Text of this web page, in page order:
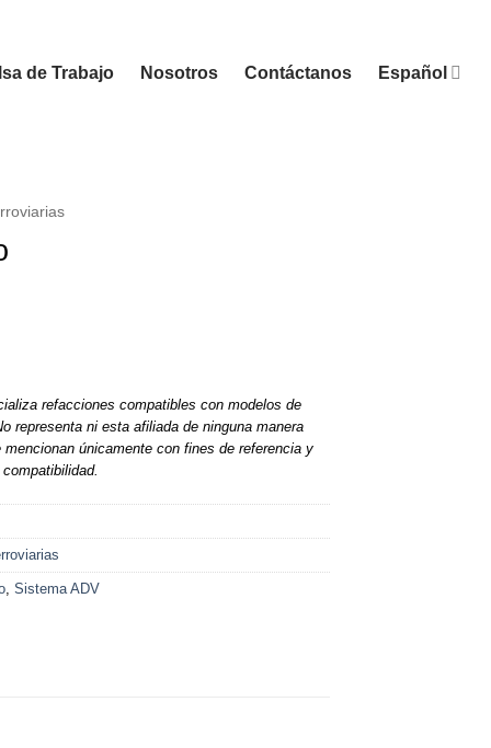
de Trabajo Nosotros Contáctanos Español
refacciones compatibles con modelos de
representa ni esta afiliada de ninguna manera
únicamente con fines de referencia y
compatibilidad.
Sistema ADV